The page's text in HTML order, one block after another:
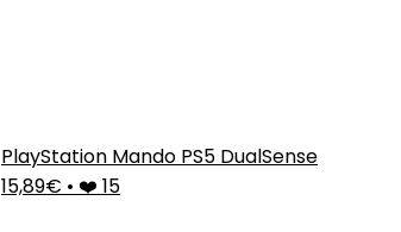
PlayStation Mando PS5 DualSense
15,89€ • ❤️ 15